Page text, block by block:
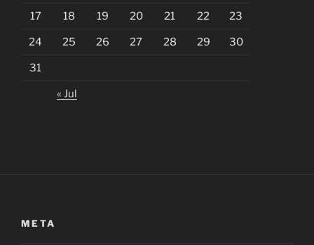
17 18 19 20 21 22 23
24 25 26 27 28 29 30
31
« Jul
META